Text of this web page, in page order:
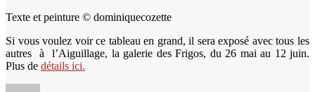
Texte et peinture © dominiquecozette
Si vous voulez voir ce tableau en grand, il sera exposé avec tous les
autres à l’Aiguillage, la galerie des Frigos, du 26 mai au 12 juin.
Plus de détails ici.